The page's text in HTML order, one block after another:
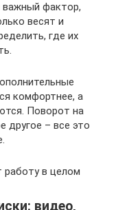
фактор,
весят и
где их
комфортнее, а
Поворот на
другое – все это
в целом
видео,